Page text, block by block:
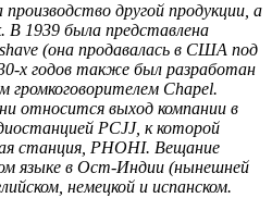
другой продукции, а
В 1939 была представлена
(она продавалась в США под
х годов также был разработан
громкоговорителем Chapel.
относится выход компании в
PCJJ, к которой
станция, PHOHI. Вещание
языке в Ост-Индии (нынешней
немецкой и испанском.